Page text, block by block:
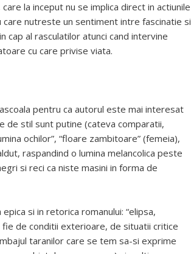
la inceput nu se implica direct in actiunile
nutreste un sentiment intre fascinatie si
al rasculatilor atunci cand intervine
cu care privise viata.
pentru ca autorul este mai interesat
de stil sunt putine (cateva comparatii,
ochilor”, “floare zambitoare” (femeia),
raspandind o lumina melancolica peste
si reci ca niste masini in forma de
si in retorica romanului: “elipsa,
de conditii exterioare, de situatii critice
taranilor care se tem sa-si exprime